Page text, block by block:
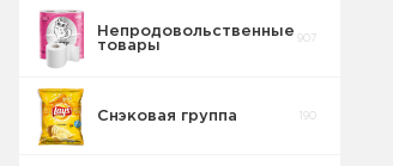
Непродовольственные
товары
907
Снэковая группа 190